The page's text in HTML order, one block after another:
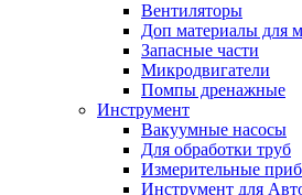
Вентиляторы
Доп материалы для
Запасные части
Микродвигатели
Помпы дренажные
Инструмент
Вакуумные насосы
Для обработки труб
Измерительные
Инструмент для